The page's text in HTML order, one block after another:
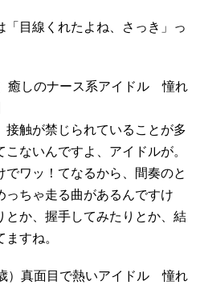
「目線くれたよね、さっき」っ
癒しのナース系アイドル 憧れ
接触が禁じられていることが多
ないんですよ、アイドルが。
でワッ！てなるから、間奏のと
っちゃ走る曲があるんですけ
とか、握手してみたりとか、結
すね。
）真面目で熱いアイドル 憧れ